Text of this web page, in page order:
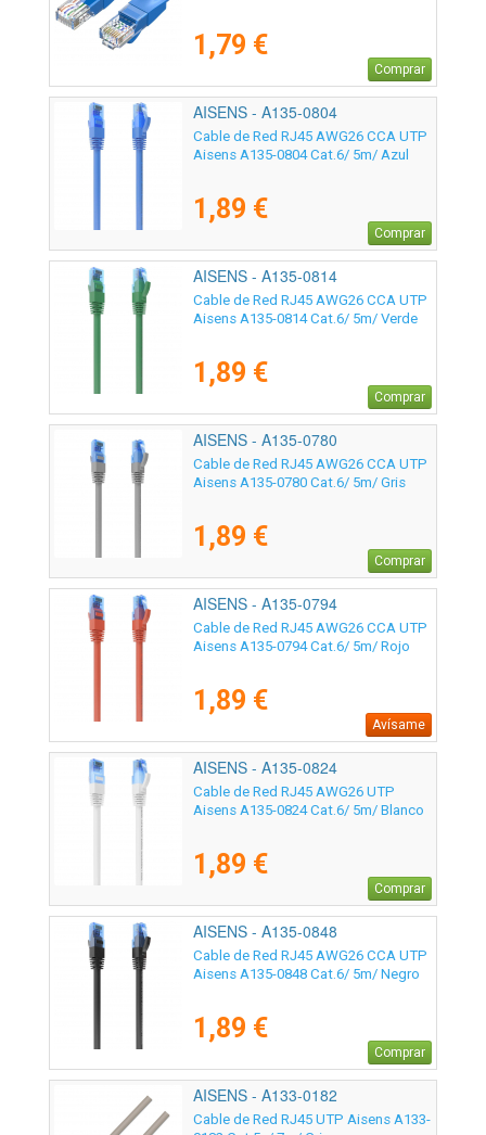
1,79 €
Comprar
AISENS - A135-0804
Cable de Red RJ45 AWG26 CCA UTP
Aisens A135-0804 Cat.6/ 5m/ Azul
1,89 €
Comprar
AISENS - A135-0814
Cable de Red RJ45 AWG26 CCA UTP
Aisens A135-0814 Cat.6/ 5m/ Verde
1,89 €
Comprar
AISENS - A135-0780
Cable de Red RJ45 AWG26 CCA UTP
Aisens A135-0780 Cat.6/ 5m/ Gris
1,89 €
Comprar
AISENS - A135-0794
Cable de Red RJ45 AWG26 CCA UTP
Aisens A135-0794 Cat.6/ 5m/ Rojo
1,89 €
Avísame
AISENS - A135-0824
Cable de Red RJ45 AWG26 UTP
Aisens A135-0824 Cat.6/ 5m/ Blanco
1,89 €
Comprar
AISENS - A135-0848
Cable de Red RJ45 AWG26 CCA UTP
Aisens A135-0848 Cat.6/ 5m/ Negro
1,89 €
Comprar
AISENS - A133-0182
Cable de Red RJ45 UTP Aisens A133-